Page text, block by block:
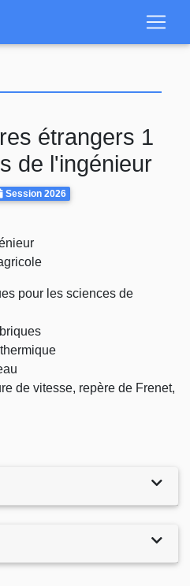
contenu
étrangers 1
de l'ingénieur
Session 2026
pour les sciences de
de vitesse, repère de Frenet,